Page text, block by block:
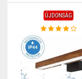
ÚJDONSÁG